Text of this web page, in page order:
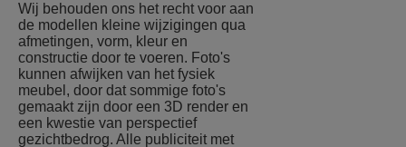
Wij behouden ons het recht voor aan
de modellen kleine wijzigingen qua
afmetingen, vorm, kleur en
constructie door te voeren. Foto's
kunnen afwijken van het fysiek
meubel, door dat sommige foto's
gemaakt zijn door een 3D render en
een kwestie van perspectief
gezichtbedrog. Alle publiciteit met